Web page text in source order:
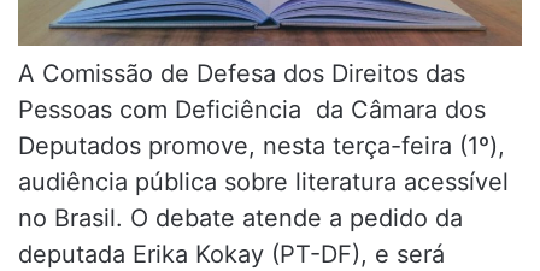
A Comissão de Defesa dos Direitos das
Pessoas com Deficiência da Câmara dos
Deputados promove, nesta terça-feira (1º),
audiência pública sobre literatura acessível
no Brasil. O debate atende a pedido da
deputada Erika Kokay (PT-DF), e será